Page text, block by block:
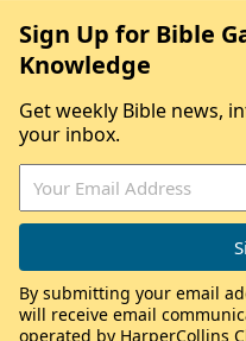
Sign Up for Bible
Knowledge
Get weekly Bible news,
your inbox.
By submitting your email
will receive email
operated by HarperCollins